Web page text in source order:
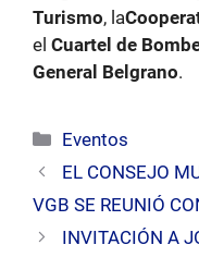
Turismo, la
el Cuartel de
General Belgrano.
Categorías
Eventos
EL CONSEJO
VGB SE REUNIÓ
INVITACIÓN A